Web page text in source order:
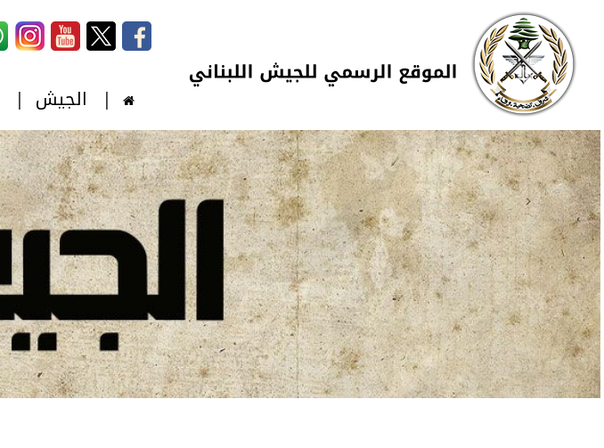
تجاوز إلى المحتوى الرئيسي
Skip to navigation
الجيش